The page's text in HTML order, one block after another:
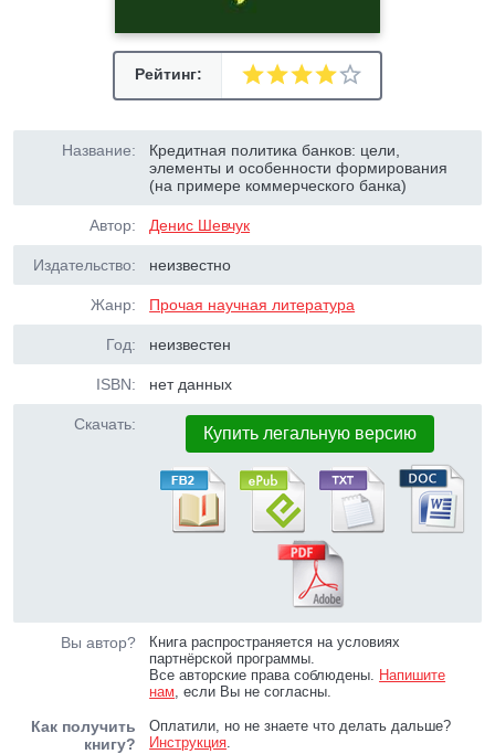
Рейтинг:
Название:
Кредитная политика банков: цели,
элементы и особенности формирования
(на примере коммерческого банка)
Автор: Денис Шевчук
Издательство: неизвестно
Жанр: Прочая научная литература
Год: неизвестен
ISBN: нет данных
Скачать: Купить легальную версию
Вы автор?
Книга распространяется на условиях
партнёрской программы.
Все авторские права соблюдены. Напишите
нам, если Вы не согласны.
Как получить
книгу?
Оплатили, но не знаете что делать дальше?
Инструкция.